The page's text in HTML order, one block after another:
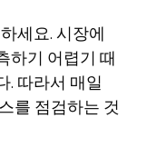
세요. 시장에
하기 어렵기 때
. 따라서 매일
를 점검하는 것